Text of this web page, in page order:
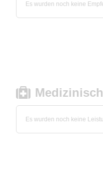
Es wurden noch keine
Es wurden noch keine